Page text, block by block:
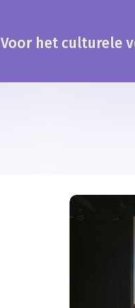
Voor het culturele